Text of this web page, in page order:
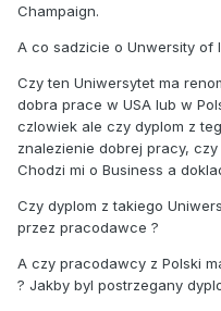
Champaign.
A co sadzicie o Unwersity of
Czy ten Uniwersytet ma
dobra prace w USA lub w
czlowiek ale czy dyplom z
znalezienie dobrej pracy,
Chodzi mi o Business a
Czy dyplom z takiego
przez pracodawce ?
A czy pracodawcy z Polski
? Jakby byl postrzegany